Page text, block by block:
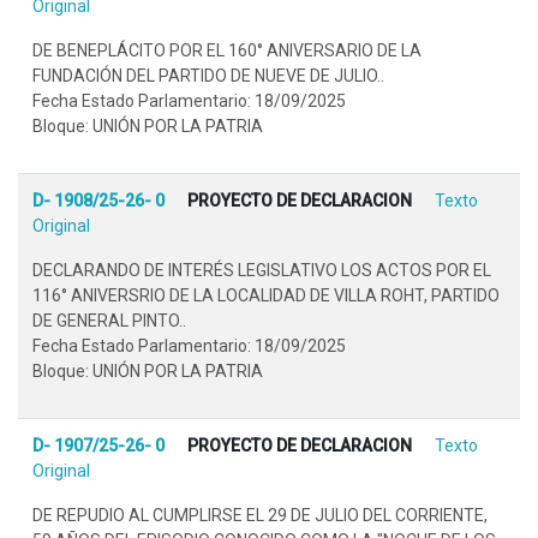
Original
DE BENEPLÁCITO POR EL 160° ANIVERSARIO DE LA
FUNDACIÓN DEL PARTIDO DE NUEVE DE JULIO..
Fecha Estado Parlamentario: 18/09/2025
Bloque: UNIÓN POR LA PATRIA
D- 1908/25-26- 0 PROYECTO DE DECLARACION
Texto
Original
DECLARANDO DE INTERÉS LEGISLATIVO LOS ACTOS POR EL
116° ANIVERSRIO DE LA LOCALIDAD DE VILLA ROHT, PARTIDO
DE GENERAL PINTO..
Fecha Estado Parlamentario: 18/09/2025
Bloque: UNIÓN POR LA PATRIA
D- 1907/25-26- 0 PROYECTO DE DECLARACION
Texto
Original
DE REPUDIO AL CUMPLIRSE EL 29 DE JULIO DEL CORRIENTE,